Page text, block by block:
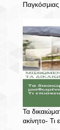
Τα
ακίνητο- Τι